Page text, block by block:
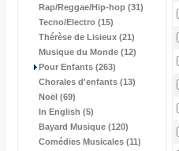
Rap/Reggae/Hip-hop (31)
Tecno/Electro (15)
Thérèse de Lisieux (21)
Musique du Monde (12)
Pour Enfants (263)
Chorales d'enfants (13)
Noël (69)
In English (5)
Bayard Musique (120)
Comédies Musicales (11)